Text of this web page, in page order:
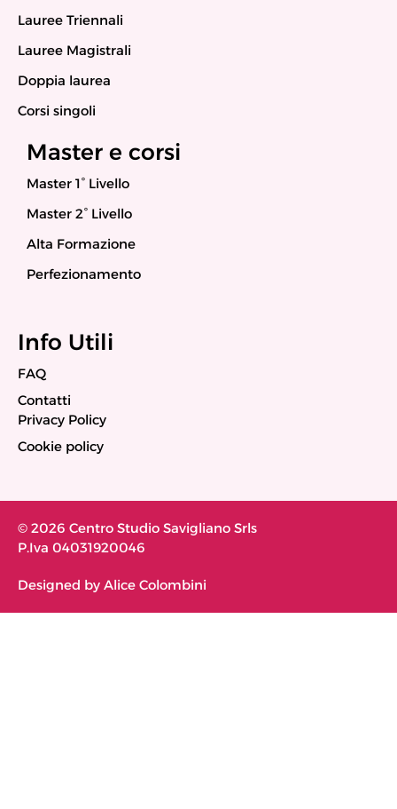
Lauree Triennali
Lauree Magistrali
Doppia laurea
Corsi singoli
Master e corsi
Master 1° Livello
Master 2° Livello
Alta Formazione
Perfezionamento
Info Utili
FAQ
Contatti
Privacy Policy
Cookie policy
© 2026 Centro Studio Savigliano Srls
P.Iva 04031920046
Designed by Alice Colombini